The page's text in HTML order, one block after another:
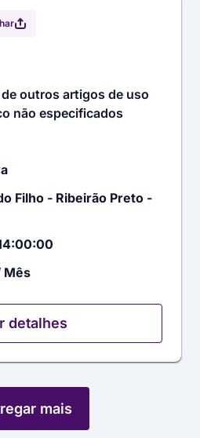
outros artigos de uso
não especificados
Filho - Ribeirão Preto -
Mês
detalhes
mais